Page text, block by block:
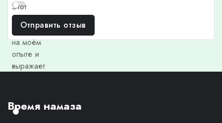
Этот
отзыв
основан
на моём
опыте и
выражает
мнение.
Отправить отзыв
Время намаза